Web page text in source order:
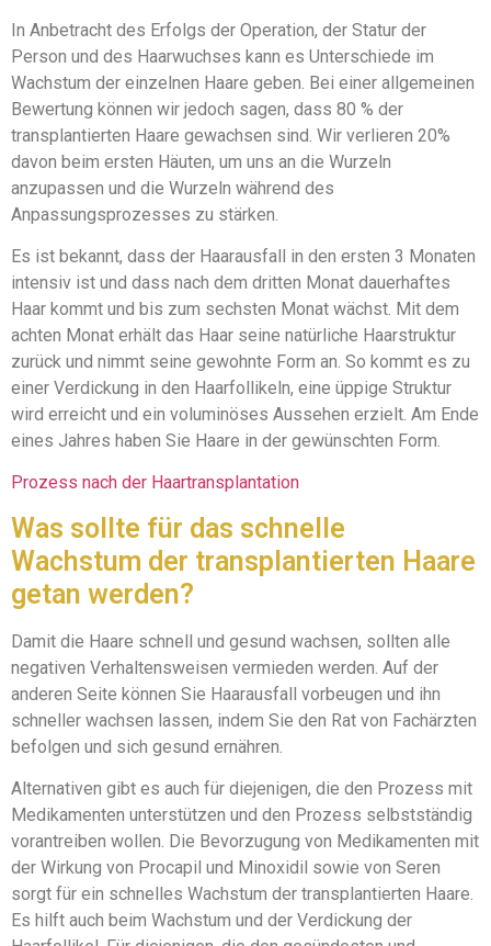
In Anbetracht des Erfolgs der Operation, der Statur der
Person und des Haarwuchses kann es Unterschiede im
Wachstum der einzelnen Haare geben. Bei einer allgemeinen
Bewertung können wir jedoch sagen, dass 80 % der
transplantierten Haare gewachsen sind. Wir verlieren 20%
davon beim ersten Häuten, um uns an die Wurzeln
anzupassen und die Wurzeln während des
Anpassungsprozesses zu stärken.
Es ist bekannt, dass der Haarausfall in den ersten 3 Monaten
intensiv ist und dass nach dem dritten Monat dauerhaftes
Haar kommt und bis zum sechsten Monat wächst. Mit dem
achten Monat erhält das Haar seine natürliche Haarstruktur
zurück und nimmt seine gewohnte Form an. So kommt es zu
einer Verdickung in den Haarfollikeln, eine üppige Struktur
wird erreicht und ein voluminöses Aussehen erzielt. Am Ende
eines Jahres haben Sie Haare in der gewünschten Form.
Prozess nach der Haartransplantation
Was sollte für das schnelle
Wachstum der transplantierten Haare
getan werden?
Damit die Haare schnell und gesund wachsen, sollten alle
negativen Verhaltensweisen vermieden werden. Auf der
anderen Seite können Sie Haarausfall vorbeugen und ihn
schneller wachsen lassen, indem Sie den Rat von Fachärzten
befolgen und sich gesund ernähren.
Alternativen gibt es auch für diejenigen, die den Prozess mit
Medikamenten unterstützen und den Prozess selbstständig
vorantreiben wollen. Die Bevorzugung von Medikamenten mit
der Wirkung von Procapil und Minoxidil sowie von Seren
sorgt für ein schnelles Wachstum der transplantierten Haare.
Es hilft auch beim Wachstum und der Verdickung der